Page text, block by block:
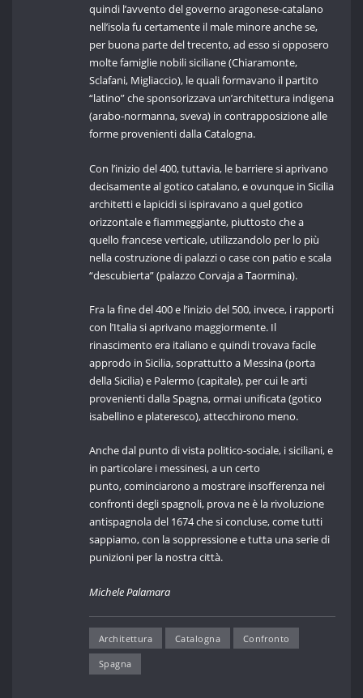
quindi l’avvento del governo aragonese-catalano
nell’isola fu certamente il male minore anche se,
per buona parte del trecento, ad esso si opposero
molte famiglie nobili siciliane (Chiaramonte,
Sclafani, Migliaccio), le quali formavano il partito
“latino” che sponsorizzava un’architettura indigena
(arabo-normanna, sveva) in contrapposizione alle
forme provenienti dalla Catalogna.
Con l’inizio del 400, tuttavia, le barriere si aprivano
decisamente al gotico catalano, e ovunque in Sicilia
architetti e lapicidi si ispiravano a quel gotico
orizzontale e fiammeggiante, piuttosto che a
quello francese verticale, utilizzandolo per lo più
nella costruzione di palazzi o case con patio e scala
“descubierta” (palazzo Corvaja a Taormina).
Fra la fine del 400 e l’inizio del 500, invece, i rapporti
con l’Italia si aprivano maggiormente. Il
rinascimento era italiano e quindi trovava facile
approdo in Sicilia, soprattutto a Messina (porta
della Sicilia) e Palermo (capitale), per cui le arti
provenienti dalla Spagna, ormai unificata (gotico
isabellino e plateresco), attecchirono meno.
Anche dal punto di vista politico-sociale, i siciliani, e
in particolare i messinesi, a un certo
punto, cominciarono a mostrare insofferenza nei
confronti degli spagnoli, prova ne è la rivoluzione
antispagnola del 1674 che si concluse, come tutti
sappiamo, con la soppressione e tutta una serie di
punizioni per la nostra città.
Michele Palamara
Architettura Catalogna Confronto
Spagna